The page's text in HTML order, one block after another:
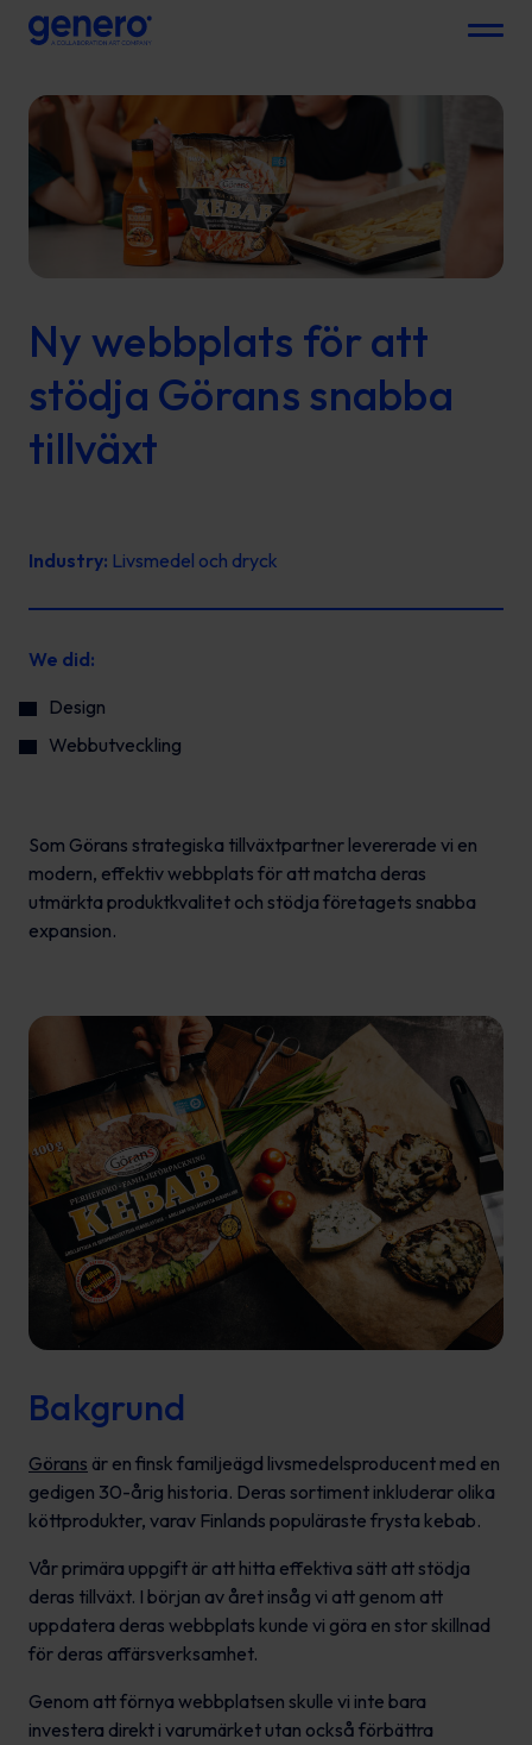
Menu
Ny webbplats för att
stödja Görans snabba
tillväxt
Industry: Livsmedel och dryck
We did:
Design
Webbutveckling
Som Görans strategiska tillväxtpartner levererade vi en
modern, effektiv webbplats för att matcha deras
utmärkta produktkvalitet och stödja företagets snabba
expansion.
Bakgrund
Görans är en finsk familjeägd livsmedelsproducent med en
gedigen 30-årig historia. Deras sortiment inkluderar olika
köttprodukter, varav Finlands populäraste frysta kebab.
Vår primära uppgift är att hitta effektiva sätt att stödja
deras tillväxt. I början av året insåg vi att genom att
uppdatera deras webbplats kunde vi göra en stor skillnad
för deras affärsverksamhet.
Genom att förnya webbplatsen skulle vi inte bara
investera direkt i varumärket utan också förbättra